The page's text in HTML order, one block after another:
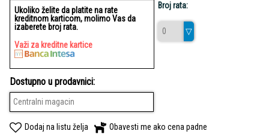
Ukoliko želite da platite na rate
kreditnom karticom, molimo Vas da
izaberete broj rata.
Važi za kreditne kartice
Broj rata:
Dostupno u prodavnici:
Centralni magacin
Dodaj na listu želja
Obavesti me ako cena padne